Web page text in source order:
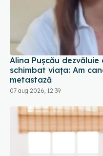
Alina Pușcău
schimbat viața: Am
metastază
07 aug 2026, 12:39